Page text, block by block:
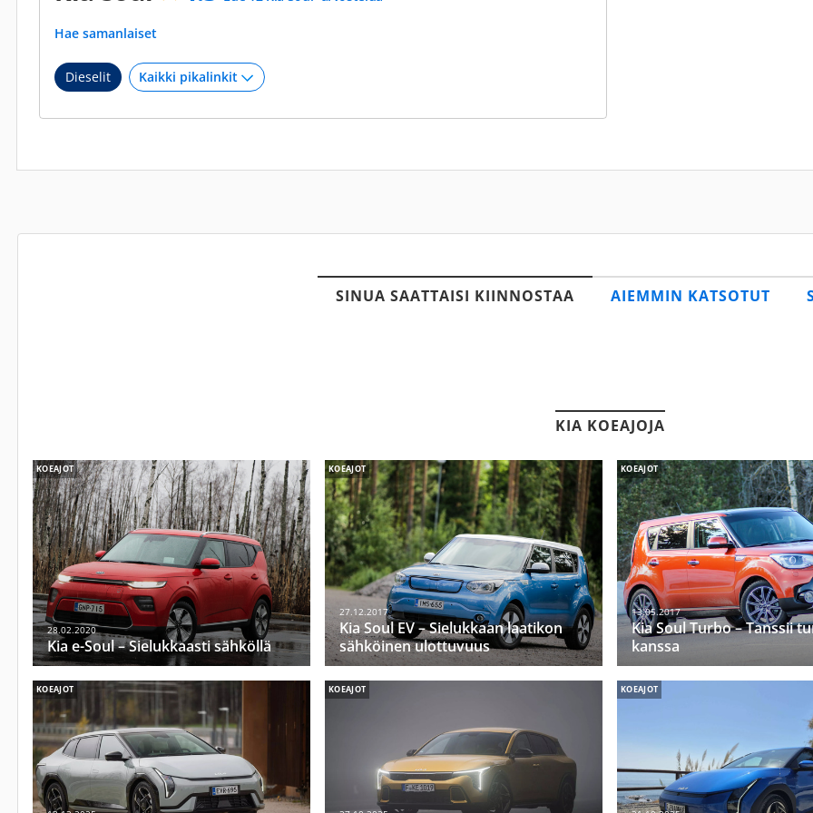
Hae samanlaiset
Dieselit
SINUA SAATTAISI KIINNOSTAA AIEMMIN KATSOTUT
KIA KOEAJOJA
KOEAJOT
28.02.2020
Kia e-Soul – Sielukkaasti sähköllä
KOEAJOT
27.12.2017
Kia Soul EV – Sielukkaan laatikon
sähköinen ulottuvuus
KOEAJOT
13.05.2017
Kia Soul Turbo – Tanssii
kanssa
KOEAJOT KOEAJOT KOEAJOT